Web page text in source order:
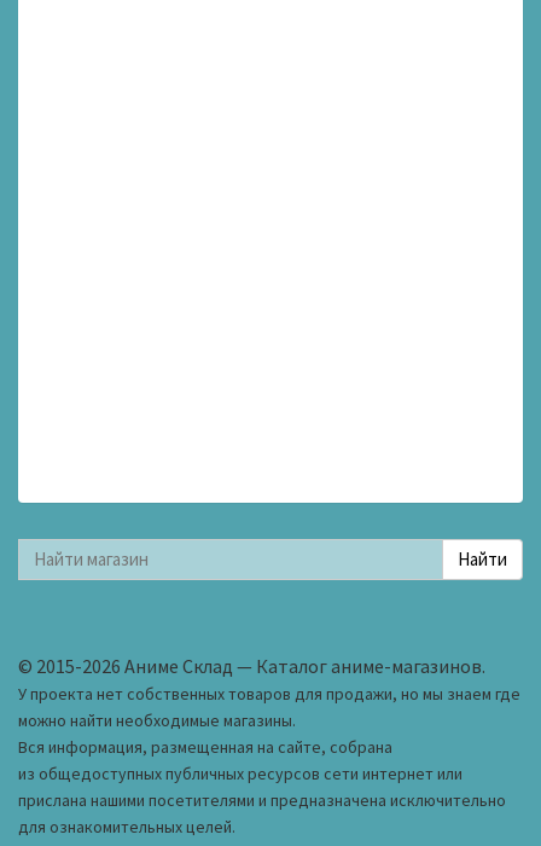
© 2015-2026 Аниме Склад — Каталог аниме-магазинов.
У проекта нет собственных товаров для продажи, но мы знаем где
можно найти необходимые магазины.
Вся информация, размещенная на сайте, собрана
из общедоступных публичных ресурсов сети интернет или
прислана нашими посетителями и предназначена исключительно
для ознакомительных целей.